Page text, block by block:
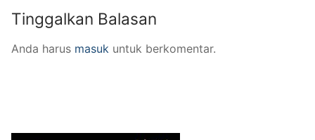
Tinggalkan Balasan
Anda harus masuk untuk berkomentar.